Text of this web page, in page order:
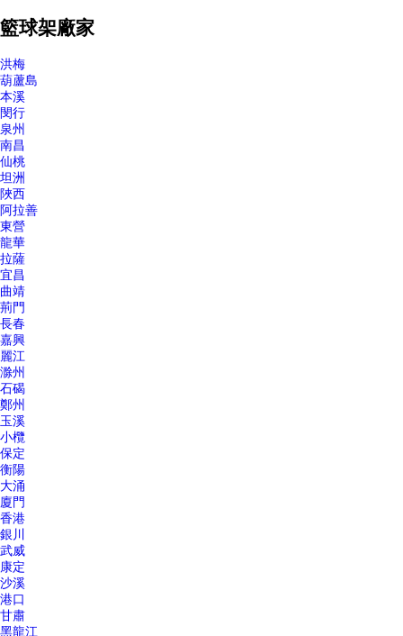
籃球架廠家
洪梅
葫蘆島
本溪
閔行
泉州
南昌
仙桃
坦洲
陜西
阿拉善
東營
龍華
拉薩
宜昌
曲靖
荊門
長春
嘉興
麗江
滁州
石碣
鄭州
玉溪
小欖
保定
衡陽
大涌
廈門
香港
銀川
武威
康定
沙溪
港口
甘肅
黑龍江